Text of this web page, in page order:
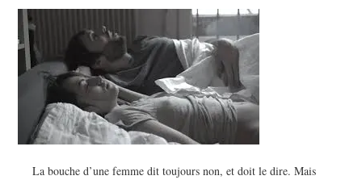
La bouche d’une femme dit toujours non, et doit le dire. Mais